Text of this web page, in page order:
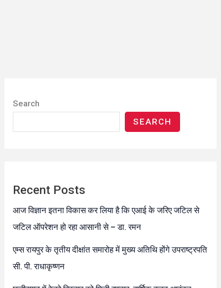
Search
SEARCH
Recent Posts
आज विज्ञान इतना विकास कर लिया है कि एआई के जरिए जटिल से
जटिल ऑपरेशन हो रहा आसानी से – डा. रमन
एम्स रायपुर के तृतीय दीक्षांत समारोह में मुख्य अतिथि होंगे उपराष्ट्रपति
सी. पी. राधाकृष्णन